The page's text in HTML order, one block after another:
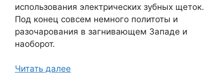
использования электрических зубных щеток.
Под конец совсем немного политоты и
разочарования в загнивающем Западе и
наоборот.
Читать далее